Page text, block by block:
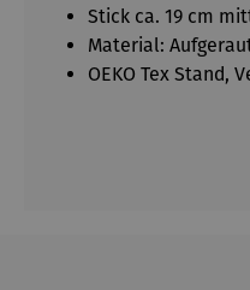
Stick ca. 19 cm
Material:
OEKO Tex Stand,